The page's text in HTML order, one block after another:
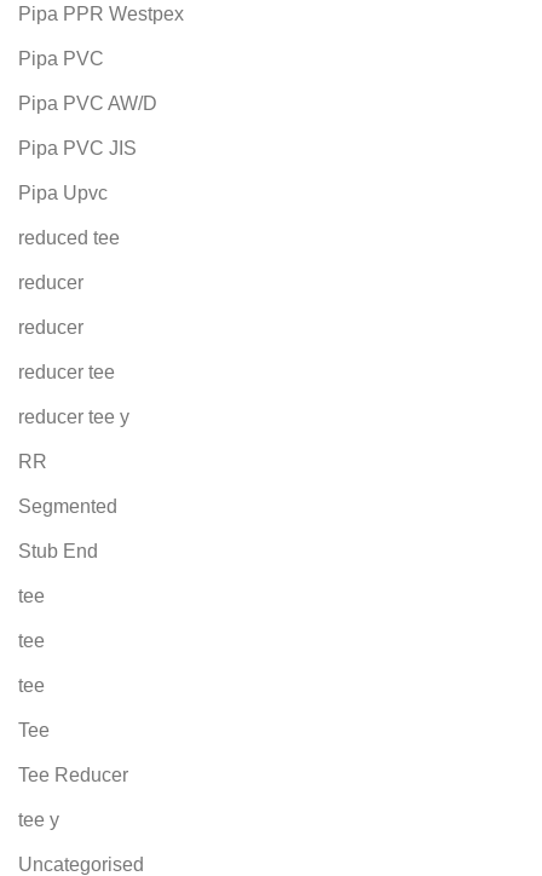
Pipa PPR Westpex
Pipa PVC
Pipa PVC AW/D
Pipa PVC JIS
Pipa Upvc
reduced tee
reducer
reducer
reducer tee
reducer tee y
RR
Segmented
Stub End
tee
tee
tee
Tee
Tee Reducer
tee y
Uncategorised